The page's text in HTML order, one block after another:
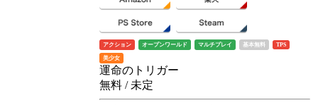
アクション オープンワールド マルチプレイ 基本無料 TPS
美少女
運命のトリガー
無料 / 未定